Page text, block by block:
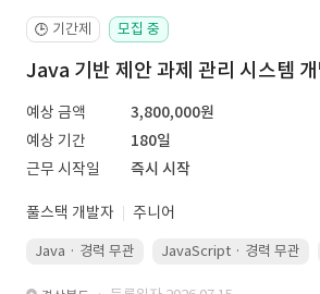
🕒 기간제 모집 중
Java 기반 제안 과제 관리 시스템
예상 금액
3,800,000원
예상 기간
180일
근무 시작일
즉시 시작
풀스택 개발자 주니어
Java · 경력 무관 JavaScript · 경력 무관